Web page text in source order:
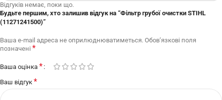
Відгуків немає, поки що.
Будьте першим, хто залишив відгук на “Фільтр грубої очистки STIHL
(11271241500)”
Ваша e-mail адреса не оприлюднюватиметься. Обов’язкові поля
позначені *
Ваша оцінка *
Ваш відгук *